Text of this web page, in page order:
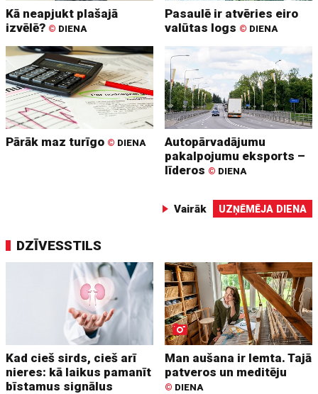
Kā neapjukt plašajā
izvēlē? © DIENA
Pasaulē ir atvēries eiro
valūtas logs © DIENA
Pārāk maz turīgo © DIENA
Autopārvadājumu
pakalpojumu eksports –
līderos © DIENA
Vairāk UZŅĒMĒJA DIENA
DZĪVESSTILS
Kad cieš sirds, cieš arī
nieres: kā laikus pamanīt
bīstamus signālus
Man aušana ir lemta. Tajā
patveros un meditēju
© DIENA